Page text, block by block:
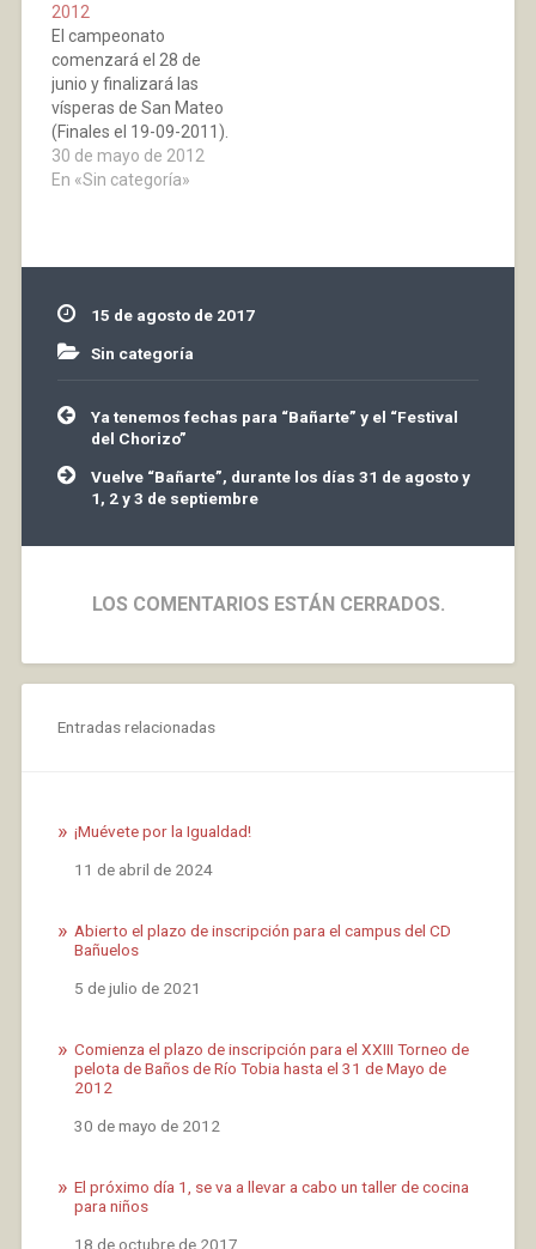
2012
El campeonato
comenzará el 28 de
junio y finalizará las
vísperas de San Mateo
(Finales el 19-09-2011).
Se jugará Martes y
Jueves a partir de las
con otros pequeños de
otros club…
30 de mayo de 2012
En «Sin categoría»
15 de agosto de 2017
Sin categoría
Navegación
de
entradas
Ya tenemos fechas para “Bañarte” y el “Festival
del Chorizo”
Vuelve “Bañarte”, durante los días 31 de agosto y
1, 2 y 3 de septiembre
LOS COMENTARIOS ESTÁN CERRADOS.
Entradas relacionadas
¡Muévete por la Igualdad!
Fecha
11 de abril de 2024
Abierto el plazo de inscripción para el campus del CD
Bañuelos
Fecha
5 de julio de 2021
Comienza el plazo de inscripción para el XXIII Torneo de
pelota de Baños de Río Tobia hasta el 31 de Mayo de
2012
Fecha
30 de mayo de 2012
El próximo día 1, se va a llevar a cabo un taller de cocina
para niños
Fecha
18 de octubre de 2017